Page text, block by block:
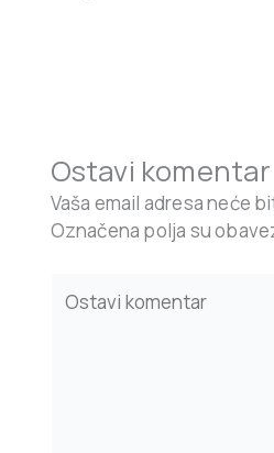
Ostavi komentar
Vaša email adresa neće
Označena polja su
here..